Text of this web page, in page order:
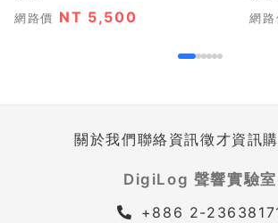
網路價 NT 5,500 網路
關於我們聯絡資訊徵才資訊
DigiLog 聲響實驗室
+886 2-